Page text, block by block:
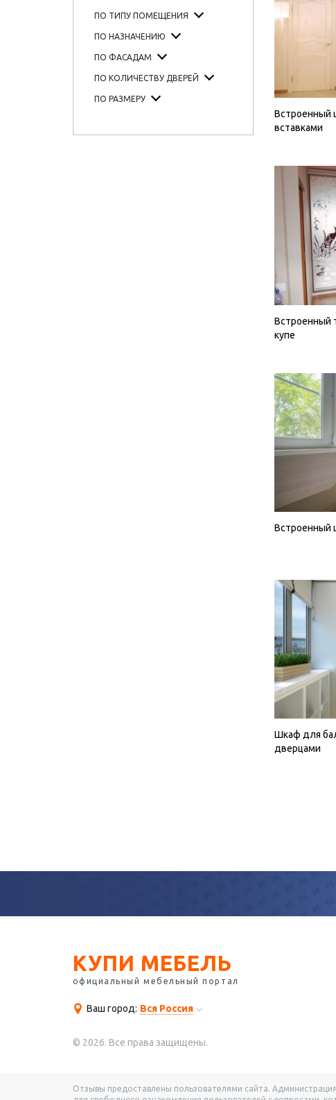
ПО ТИПУ ПОМЕЩЕНИЯ
ПО НАЗНАЧЕНИЮ
ПО ФАСАДАМ
ПО КОЛИЧЕСТВУ ДВЕРЕЙ
ПО РАЗМЕРУ
Встроенный
вставками
Встроенный
купе
Встроенный
Шкаф для
дверцами
КУПИ МЕБЕЛЬ
официальный мебельный портал
Ваш город: Вся Россия
© 2026. Все права защищены.
Отзывы предоставлены пользователями сайта.